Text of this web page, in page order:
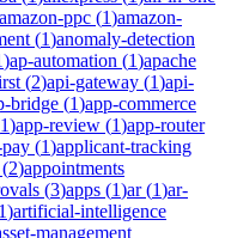
amazon-ppc (1)amazon-
(1)anomaly-detection
)ap-automation (1)apache
(2)api-gateway (1)api-
bridge (1)app-commerce
1)app-review (1)app-router
(1)applicant-tracking
(2)appointments
(3)apps (1)ar(1)ar-
1)artificial-intelligence
management